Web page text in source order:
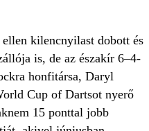
kilencnyilast dobott és
is, de az északír 6–4-
honfitársa, Daryl
Cup of Dartsot nyerő
15 ponttal jobb